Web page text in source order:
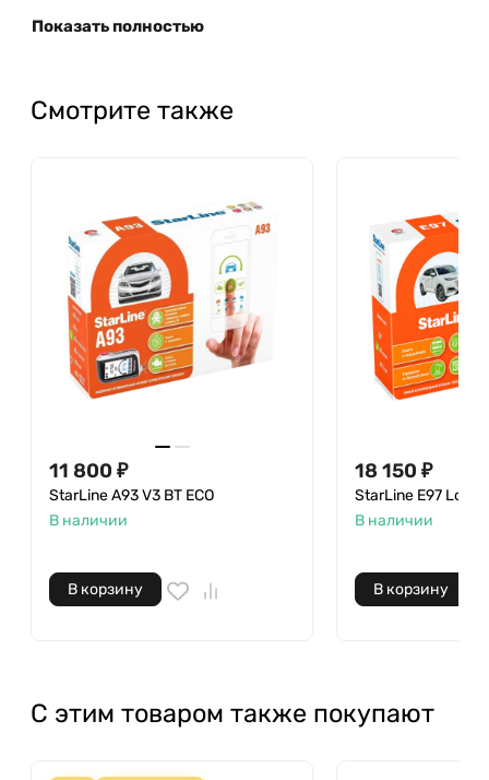
Показать полностью
Смотрите также
11 800 ₽
StarLine A93 V3 BT ECO
В наличии
В корзину
18 150 ₽
StarLine E97 LoRa
В наличии
В корзину
С этим товаром также покупают